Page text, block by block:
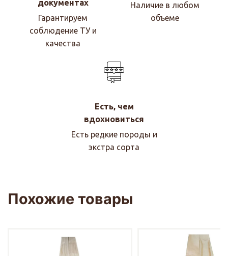
документах
Гарантируем
соблюдение ТУ и
качества
Наличие в любом
объеме
Есть, чем
вдохновиться
Есть редкие породы и
экстра сорта
Похожие товары